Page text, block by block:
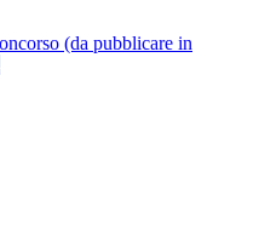
(da pubblicare in